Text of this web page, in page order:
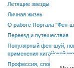
Летящие звезды
Личная жизнь
О работе Портала "Фен-
Переезд и путешествия
Популярный фен-шуй,
применения китайской
Профессия, способности,